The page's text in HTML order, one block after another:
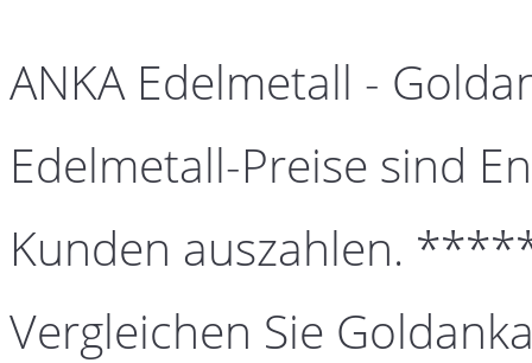
ANKA Edelmetall -
Edelmetall-Preise sind
Kunden auszahlen.
Vergleichen Sie